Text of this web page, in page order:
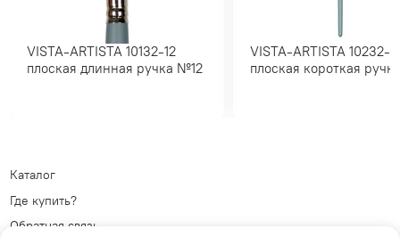
VISTA-ARTISTA 10132-12
плоская длинная ручка №12
VISTA-ARTISTA 10232-10
плоская короткая
Каталог
Где купить?
Обратная связь